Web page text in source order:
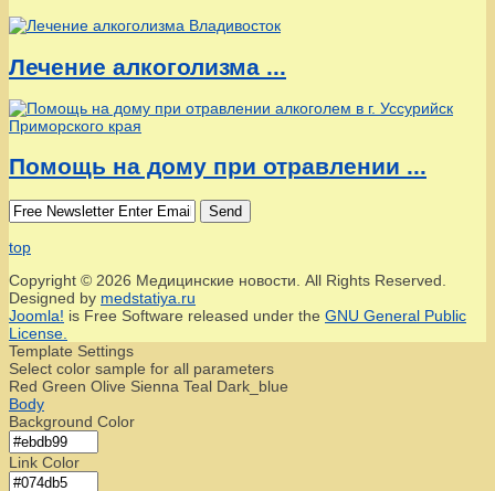
Лечение алкоголизма ...
Помощь на дому при отравлении ...
Send
top
Copyright © 2026 Медицинские новости. All Rights Reserved.
Designed by medstatiya.ru
Joomla! is Free Software released under the GNU General Public
License.
Template Settings
Select color sample for all parameters
Red Green Olive Sienna Teal Dark_blue
Body
Background Color
Link Color